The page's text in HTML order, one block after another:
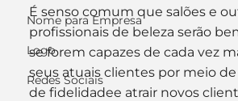
Nome para Empresa
Logo
Redes Sociais
É senso comum que salões e
profissionais de beleza serão
se forem capazes de cada vez
seus atuais clientes por meio
de fidelidadee atrair novos